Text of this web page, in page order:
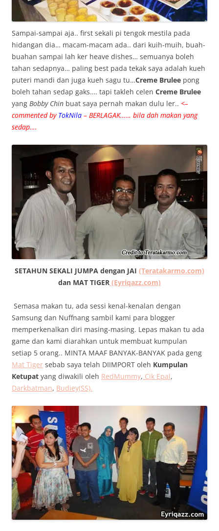
Sampai-sampai aja.. first sekali pi tengok mestila pada
hidangan dia… macam-macam ada.. dari kuih-muih, buah-
buahan sampai lah ker heave dishes… semuanya boleh
tahan sedapnya… paling best pada tekak saya adalah kueh
puteri mandi dan juga kueh sagu tu…Creme Brulee pong
boleh tahan sedap gaks…. tapi takleh celen Creme Brulee
yang Bobby Chin buat saya pernah makan dulu ler.. <–
commented by TokNila – BERLAGAK…… bila dah makan yang
sedap….
SETAHUN SEKALI JUMPA dengan JAI (Teratakarmo.com)
dan MAT TIGER (Eyriqazz.com)
Semasa makan tu, ada sessi kenal-kenalan dengan
Samsung dan Nuffnang sambil kami para blogger
memperkenalkan diri masing-masing. Lepas makan tu ada
game dan kami diarahkan untuk membuat kumpulan
setiap 5 orang.. MINTA MAAF BANYAK-BANYAK pada geng
Mat Tiger sebab saya telah DIIMPORT oleh Kumpulan
Ketupat yang diwakili oleh RedMummy, Cik Epal,
Darkbatman, Budiey(SS).